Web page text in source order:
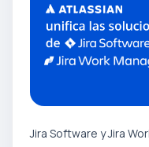
Jira Software y Jira